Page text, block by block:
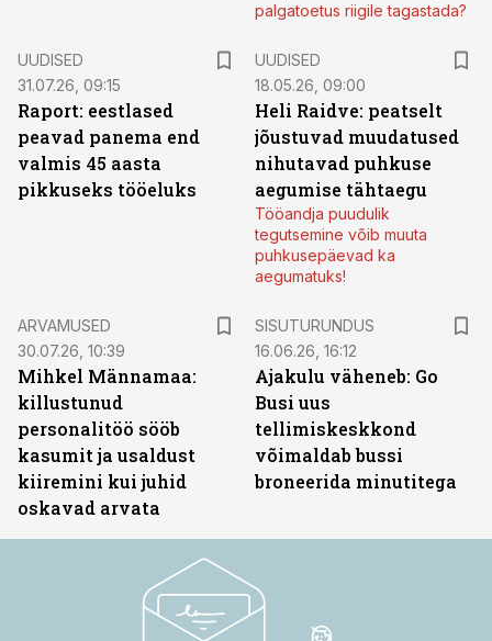
palgatoetus riigile tagastada?
UUDISED
31.07.26, 09:15
Raport: eestlased
peavad panema end
valmis 45 aasta
pikkuseks tööeluks
UUDISED
18.05.26, 09:00
Heli Raidve: peatselt
jõustuvad muudatused
nihutavad puhkuse
aegumise tähtaegu
Tööandja puudulik
tegutsemine võib muuta
puhkusepäevad ka
aegumatuks!
ARVAMUSED
30.07.26, 10:39
Mihkel Männamaa:
killustunud
personalitöö sööb
kasumit ja usaldust
kiiremini kui juhid
oskavad arvata
SISUTURUNDUS
16.06.26, 16:12
Ajakulu väheneb: Go
Busi uus
tellimiskeskkond
võimaldab bussi
broneerida minutitega